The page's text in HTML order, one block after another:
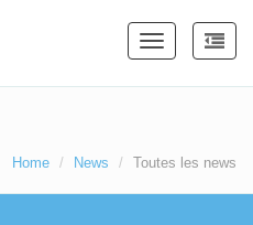
Toggle
Home News Toutes les news